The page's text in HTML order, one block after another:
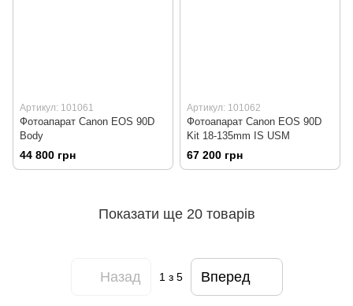
Артикул: 101061
Фотоапарат Canon EOS 90D
Body
44 800 грн
Артикул: 101062
Фотоапарат Canon EOS 90D
Kit 18-135mm IS USM
67 200 грн
Показати ще 20 товарів
Назад 1з 5 Вперед